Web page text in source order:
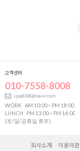
고객센터
010-7558-8008
spax8008@naver.com
WORK AM 10:00 ~ PM 18:00
LUNCH
PM 13:00 ~ PM 14:00
(토/일/공휴일 휴무)
회사소개 이용약관